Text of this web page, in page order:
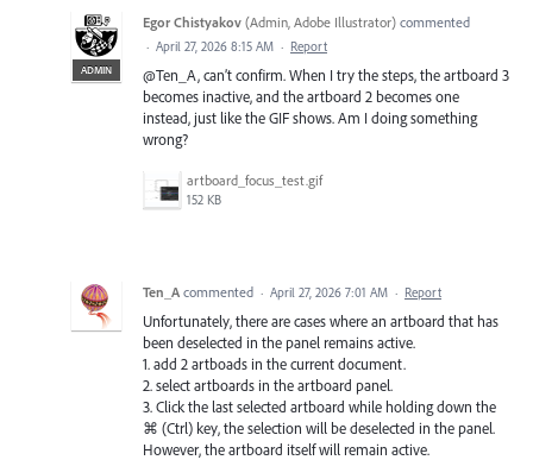
ADMIN
Egor Chistyakov (Admin, Adobe Illustrator) commented
· April 27, 2026 8:15 AM · Report
@Ten_A, can’t confirm. When I try the steps, the artboard 3
becomes inactive, and the artboard 2 becomes one
instead, just like the GIF shows. Am I doing something
wrong?
artboard_focus_test.gif
152 KB
Ten_A commented · April 27, 2026 7:01 AM · Report
Unfortunately, there are cases where an artboard that has
been deselected in the panel remains active.
1. add 2 artboads in the current document.
2. select artboards in the artboard panel.
3. Click the last selected artboard while holding down the
⌘ (Ctrl) key, the selection will be deselected in the panel.
However, the artboard itself will remain active.